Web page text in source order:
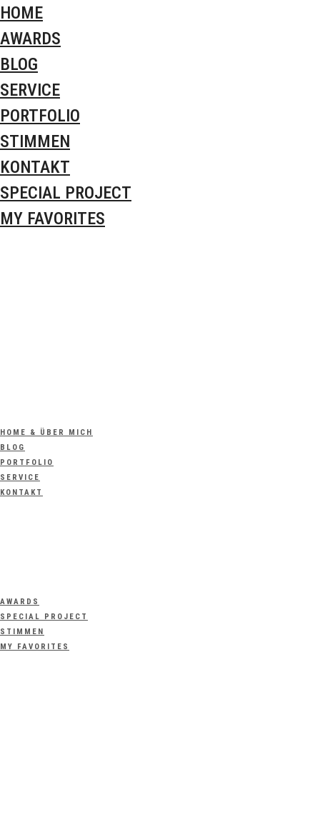
HOME
AWARDS
BLOG
SERVICE
PORTFOLIO
STIMMEN
KONTAKT
SPECIAL PROJECT
MY FAVORITES
HOME & ÜBER MICH
BLOG
PORTFOLIO
SERVICE
KONTAKT
AWARDS
SPECIAL PROJECT
STIMMEN
MY FAVORITES